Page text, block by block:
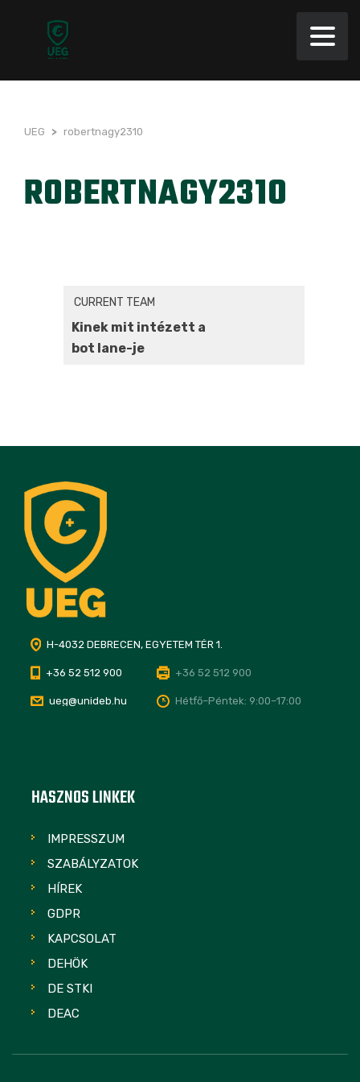
UEG > robertnagy2310
ROBERTNAGY2310
CURRENT TEAM
Kinek mit intézett a
bot lane-je
H-4032 DEBRECEN, EGYETEM TÉR 1.
+36 52 512 900 +36 52 512 900
ueg@unideb.hu Hétfő–Péntek: 9:00–17:00
HASZNOS LINKEK
IMPRESSZUM
SZABÁLYZATOK
HÍREK
GDPR
KAPCSOLAT
DEHÖK
DE STKI
DEAC